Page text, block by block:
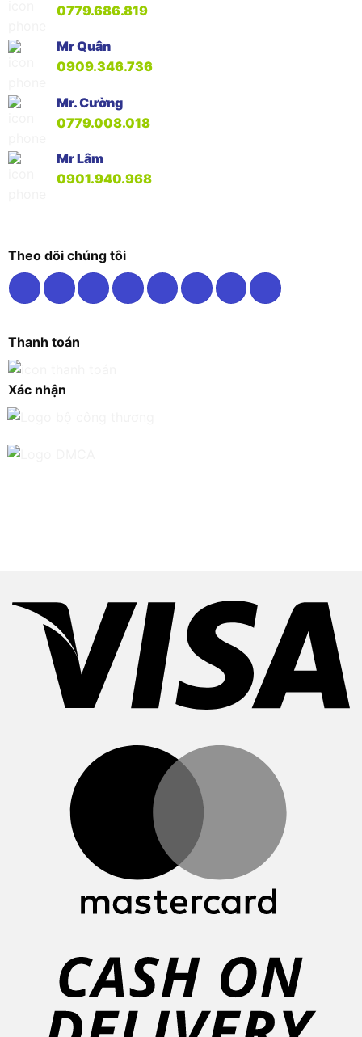
0779.686.819
Mr Quân
0909.346.736
Mr. Cường
0779.008.018
Mr Lâm
0901.940.968
Theo dõi chúng tôi
Thanh toán
Xác nhận